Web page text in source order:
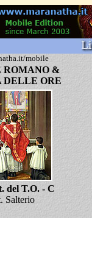
mobile
ROMANO &
ORE
del T.O. - C
Salterio